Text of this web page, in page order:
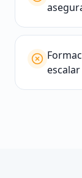
escalar